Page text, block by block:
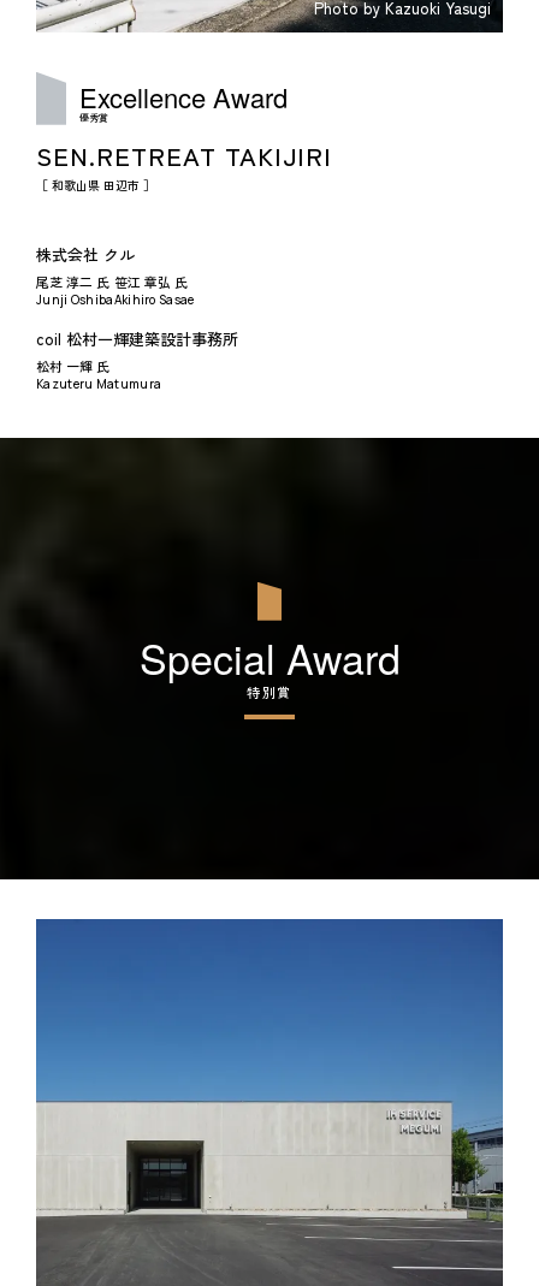
Photo by Kazuoki Yasugi
ExcellenceAward
優秀賞
SEN.RETREAT TAKIJIRI
［ 和歌山県 田辺市 ］
株式会社 クル
尾芝 淳二 氏
Junji Oshiba
笹江 章弘 氏
Akihiro Sasae
coil 松村一輝建築設計事務所
松村 一輝 氏
Kazuteru Matumura
Special Award
特別賞